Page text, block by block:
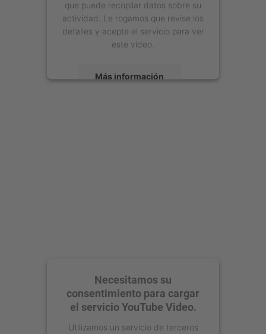
que puede recopilar datos sobre su
actividad. Le rogamos que revise los
detalles y acepte el servicio para ver
este vídeo.
Más información
Necesitamos su
consentimiento para cargar
el servicio YouTube Video.
Utilizamos un servicio de terceros